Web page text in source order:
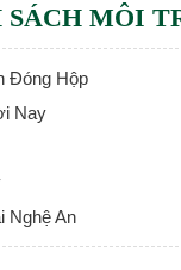
MÔI
Đóng Hộp
Nay
Nghệ An